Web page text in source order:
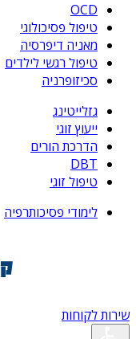
OCD
טיפול פסיכולוגי
מאניה דיפרסיה
טיפול רגשי לילדים
סכיזופרניה
גזלייטינג
ייעוץ זוגי
הדרכת הורים
DBT
טיפול זוגי
לימודי פסיכותרפיה
שירות לקוחות